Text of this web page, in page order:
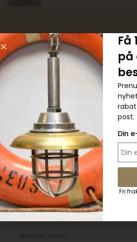
5 % RABATT.
Prenumerera på det
nyhetsbrevet för alla
uppdateringar
RING OSS GRATIS
Få
på
post.
Din
Fri